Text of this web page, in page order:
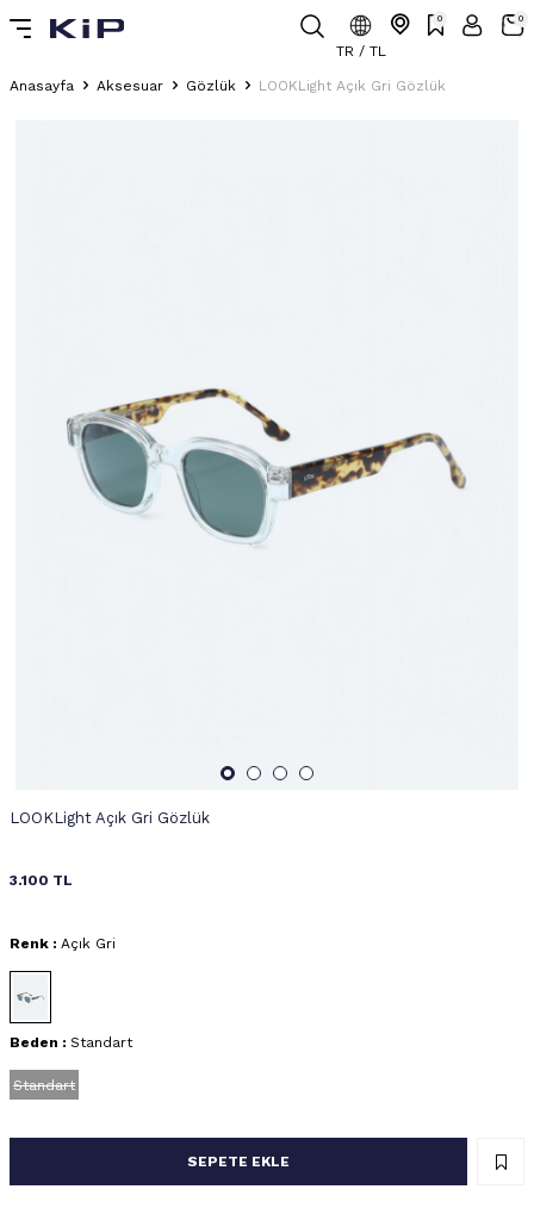
TR / TL
0 0
Anasayfa Aksesuar Gözlük LOOKLight Açık Gri Gözlük
LOOKLight Açık Gri Gözlük
3.100 TL
Renk : Açık Gri
Beden : Standart
Standart
SEPETE EKLE